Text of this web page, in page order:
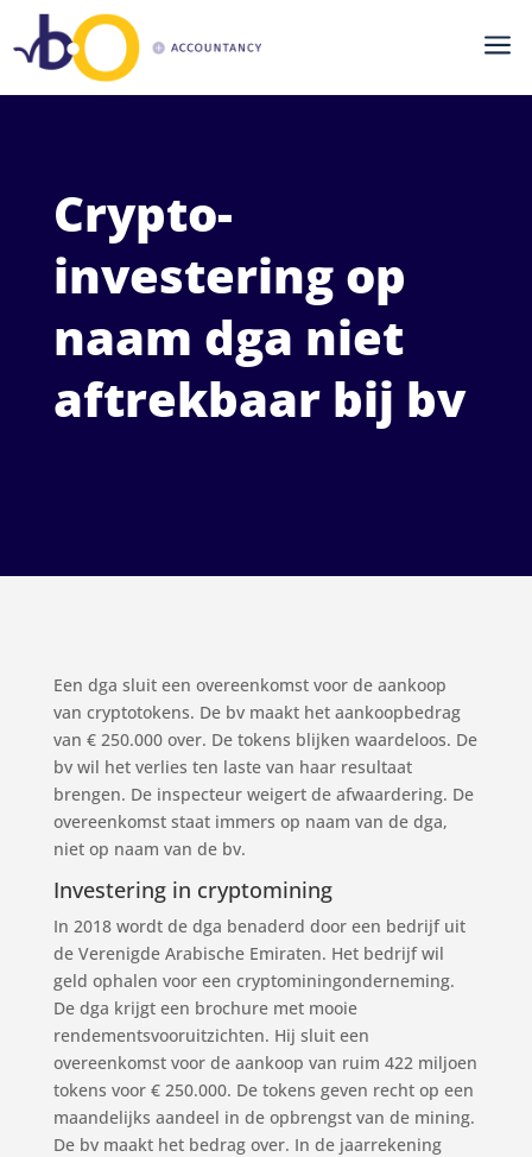
a
Crypto-
investering op
naam dga niet
aftrekbaar bij bv
Een dga sluit een overeenkomst voor de aankoop
van cryptotokens. De bv maakt het aankoopbedrag
van € 250.000 over. De tokens blijken waardeloos. De
bv wil het verlies ten laste van haar resultaat
brengen. De inspecteur weigert de afwaardering. De
overeenkomst staat immers op naam van de dga,
niet op naam van de bv.
Investering in cryptomining
In 2018 wordt de dga benaderd door een bedrijf uit
de Verenigde Arabische Emiraten. Het bedrijf wil
geld ophalen voor een cryptominingonderneming.
De dga krijgt een brochure met mooie
rendementsvooruitzichten. Hij sluit een
overeenkomst voor de aankoop van ruim 422 miljoen
tokens voor € 250.000. De tokens geven recht op een
maandelijks aandeel in de opbrengst van de mining.
De bv maakt het bedrag over. In de jaarrekening